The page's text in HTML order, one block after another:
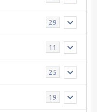
29
11
25
19